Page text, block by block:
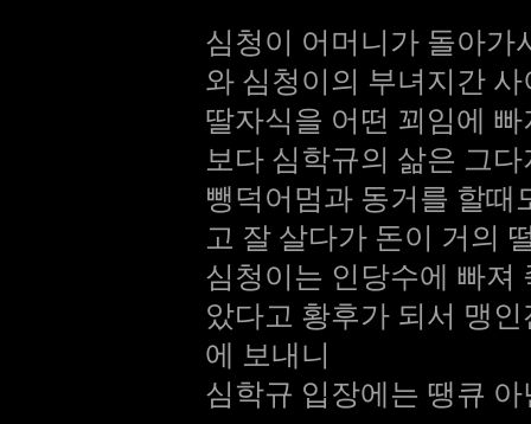
심청이 어머니가 돌아가
와 심청이의 부녀지간
딸자식을 어떤 꾀임에
보다 심학규의 삶은 그
뺑덕어멈과 동거를 할때
고 잘 살다가 돈이 거의
심청이는 인당수에 빠져
았다고 황후가 되서 맹
에 보내니
심학규 입장에는 땡큐 아